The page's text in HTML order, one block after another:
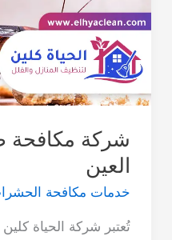
شركة مكافحة
العين
خدمات مكافحة
تُعتبر شركة الحياة